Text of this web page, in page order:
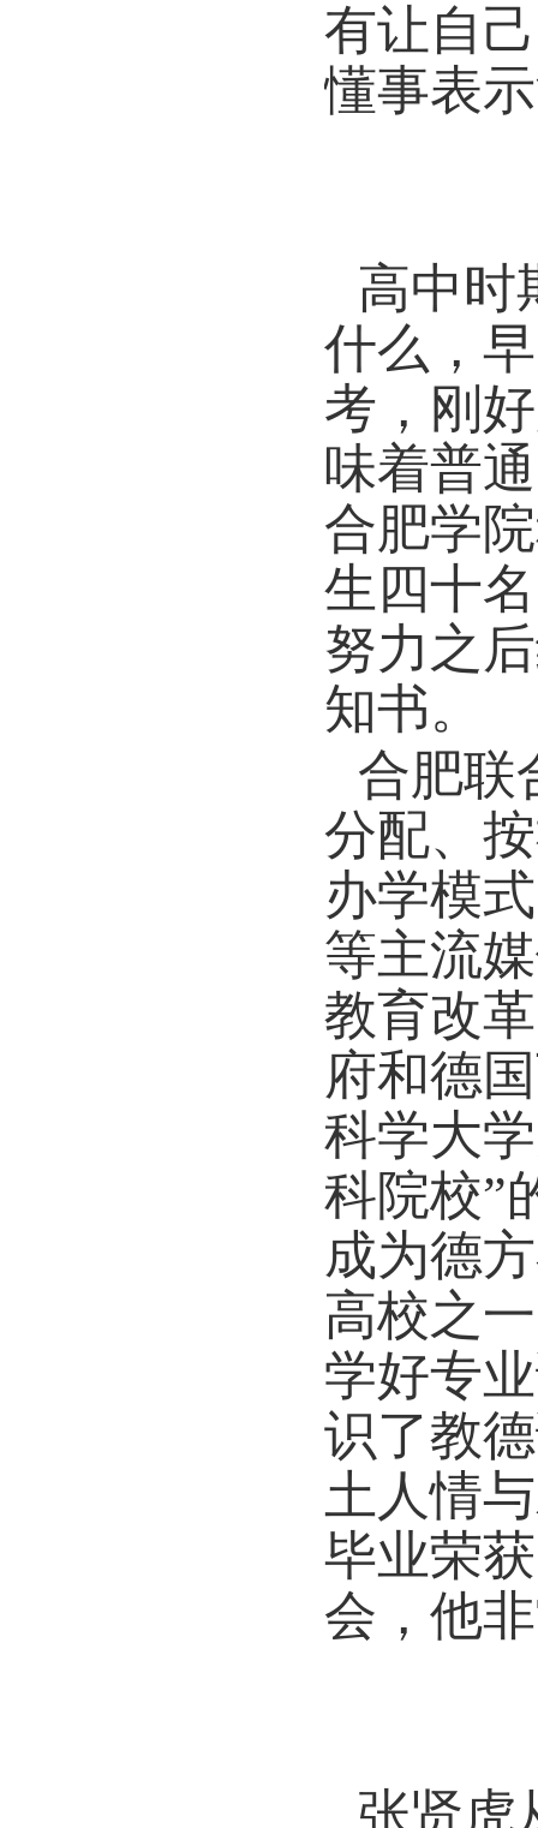
有让自
懂事表
高中时
什么，
考，刚
味着普
合肥学
生四十
努力之
知书。
合肥联
分配、
办学模
等主流
教育改
府和德
科学大
科院校”
成为德
高校之
学好专
识了教
土人情
毕业荣
会，他
张贤虎